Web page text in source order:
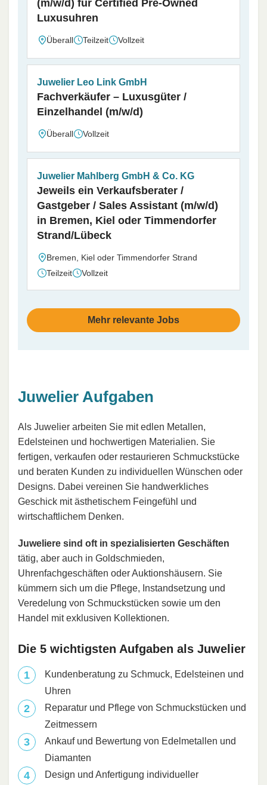
(m/w/d) für Certified Pre-Owned
Luxusuhren
Überall Teilzeit Vollzeit
Juwelier Leo Link GmbH
Fachverkäufer – Luxusgüter /
Einzelhandel (m/w/d)
Überall Vollzeit
Juwelier Mahlberg GmbH & Co. KG
Jeweils ein Verkaufsberater /
Gastgeber / Sales Assistant (m/w/d)
in Bremen, Kiel oder Timmendorfer
Strand/Lübeck
Bremen, Kiel oder Timmendorfer Strand
Teilzeit
Vollzeit
Mehr relevante Jobs
Juwelier Aufgaben
Als Juwelier arbeiten Sie mit edlen Metallen,
Edelsteinen und hochwertigen Materialien. Sie
fertigen, verkaufen oder restaurieren Schmuckstücke
und beraten Kunden zu individuellen Wünschen oder
Designs. Dabei vereinen Sie handwerkliches
Geschick mit ästhetischem Feingefühl und
wirtschaftlichem Denken.
Juweliere sind oft in spezialisierten Geschäften
tätig, aber auch in Goldschmieden,
Uhrenfachgeschäften oder Auktionshäusern. Sie
kümmern sich um die Pflege, Instandsetzung und
Veredelung von Schmuckstücken sowie um den
Handel mit exklusiven Kollektionen.
Die 5 wichtigsten Aufgaben als Juwelier
Kundenberatung zu Schmuck, Edelsteinen und
Uhren
Reparatur und Pflege von Schmuckstücken und
Zeitmessern
Ankauf und Bewertung von Edelmetallen und
Diamanten
Design und Anfertigung individueller